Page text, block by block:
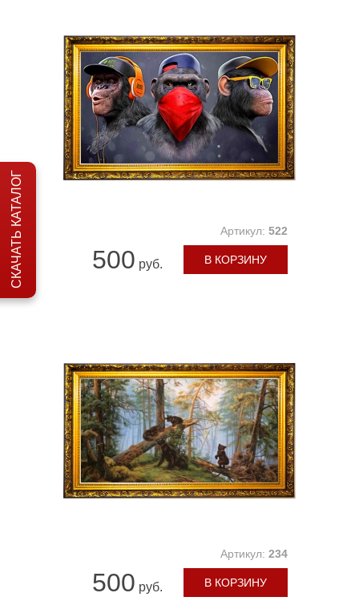
Артикул: 522
500 руб. В КОРЗИНУ
Артикул: 234
500 руб. В КОРЗИНУ
СКАЧАТЬ КАТАЛОГ